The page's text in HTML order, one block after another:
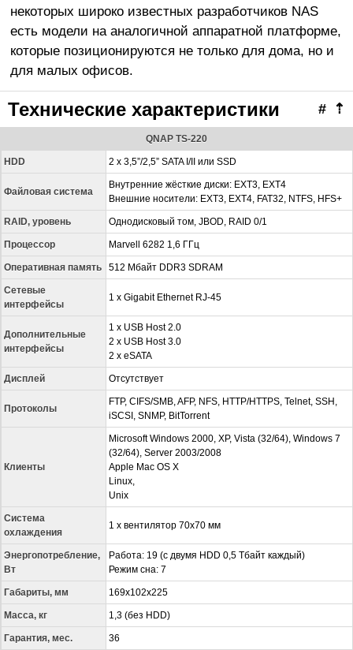
некоторых широко известных разработчиков NAS
есть модели на аналогичной аппаратной платформе,
которые позиционируются не только для дома, но и
для малых офисов.
⇡
#
Технические характеристики
QNAP TS-220
HDD 2 x 3,5”/2,5” SATA I/II или SSD
Файловая система
Внутренние жёсткие диски: EXT3, EXT4
Внешние носители: EXT3, EXT4, FAT32, NTFS, HFS+
RAID, уровень Однодисковый том, JBOD, RAID 0/1
Процессор Marvell 6282 1,6 ГГц
Оперативная память 512 Мбайт DDR3 SDRAM
Сетевые
интерфейсы
1 х Gigabit Ethernet RJ-45
Дополнительные
интерфейсы
1 x USB Host 2.0
2 x USB Host 3.0
2 x eSATA
Дисплей Отсутствует
Протоколы
FTP, CIFS/SMB, AFP, NFS, HTTP/HTTPS, Telnet, SSH,
iSCSI, SNMP, BitTorrent
Клиенты
Microsoft Windows 2000, XP, Vista (32/64), Windows 7
(32/64), Server 2003/2008
Apple Mac OS X
Linux,
Unix
Система
охлаждения
1 х вентилятор 70х70 мм
Энергопотребление,
Вт
Работа: 19 (с двумя HDD 0,5 Тбайт каждый)
Режим сна: 7
Габариты, мм 169х102х225
Масса, кг 1,3 (без HDD)
Гарантия, мес. 36